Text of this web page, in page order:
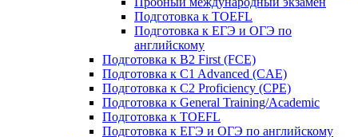
Подготовка к TOEFL
Подготовка к ЕГЭ и ОГЭ по
английскому
Подготовка к B2 First (FCE)
Подготовка к C1 Advanced (CAE)
Подготовка к C2 Proficiency (CPE)
Подготовка к General Training/Academic
Подготовка к TOEFL
Подготовка к ЕГЭ и ОГЭ по английскому